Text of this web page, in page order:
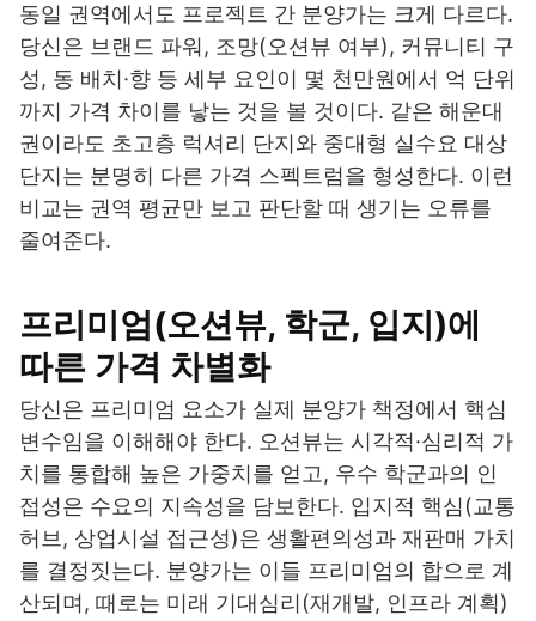
동일 권역에서도 프로젝트 간 분양가는 크게 다르다.
당신은 브랜드 파워, 조망(오션뷰 여부), 커뮤니티 구
성, 동 배치·향 등 세부 요인이 몇 천만원에서 억 단위
까지 가격 차이를 낳는 것을 볼 것이다. 같은 해운대
권이라도 초고층 럭셔리 단지와 중대형 실수요 대상
단지는 분명히 다른 가격 스펙트럼을 형성한다. 이런
비교는 권역 평균만 보고 판단할 때 생기는 오류를
줄여준다.
프리미엄(오션뷰, 학군, 입지)에
따른 가격 차별화
당신은 프리미엄 요소가 실제 분양가 책정에서 핵심
변수임을 이해해야 한다. 오션뷰는 시각적·심리적 가
치를 통합해 높은 가중치를 얻고, 우수 학군과의 인
접성은 수요의 지속성을 담보한다. 입지적 핵심(교통
허브, 상업시설 접근성)은 생활편의성과 재판매 가치
를 결정짓는다. 분양가는 이들 프리미엄의 합으로 계
산되며, 때로는 미래 기대심리(재개발, 인프라 계획)